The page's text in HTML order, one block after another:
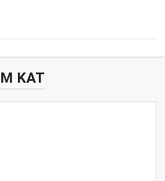
KAT